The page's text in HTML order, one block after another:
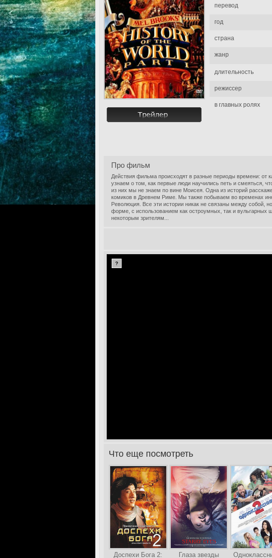
перевод
год
страна
жанр
длительность
режиссер
в главных ролях
Про фильм
Действия фильма происходят в разные периоды времени: от
узнаем о том, как первые люди научились петь и смеяться,
из них мы не знаем по вине Моисея. Одна из историй
комиков в Древнем Риме. Мы также побываем во временах
Революция. Все эти истории никак не связаны между собой,
форме, с использованием как остроумных, так и вульгарных
некоторым зрителям...
?
>Что еще посмотреть
Доспехи Бога 2: Глаза звезды